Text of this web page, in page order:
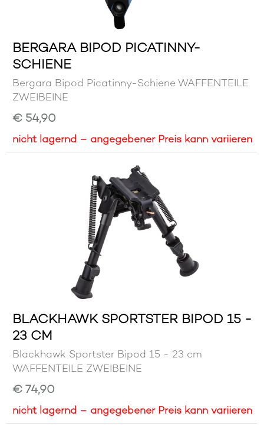
BERGARA BIPOD PICATINNY-
SCHIENE
Bergara Bipod Picatinny-Schiene WAFFENTEILE
ZWEIBEINE
€ 54,90
nicht lagernd – angegebener Preis kann variieren
BLACKHAWK SPORTSTER BIPOD 15 -
23 CM
Blackhawk Sportster Bipod 15 - 23 cm
WAFFENTEILE ZWEIBEINE
€ 74,90
nicht lagernd – angegebener Preis kann variieren